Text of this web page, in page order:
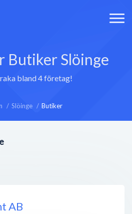
Butiker Slöinge
bland 4 företag!
Slöinge Butiker
AB